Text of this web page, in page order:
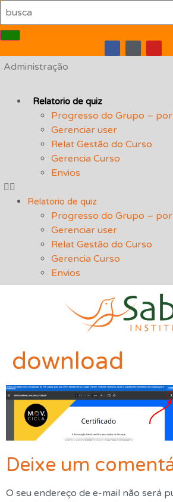
Administração
Relatorio de quiz
Progresso do Grupo –
Gerenciar user
Relat Gestão do Curso
Gerencia Curso
Envios
Relatorio de quiz
Progresso do Grupo –
Gerenciar user
Relat Gestão do Curso
Gerencia Curso
Envios
O que Fazemos
Cursos
Inicio
download
Deixe um
O seu endereço de e-mail não será